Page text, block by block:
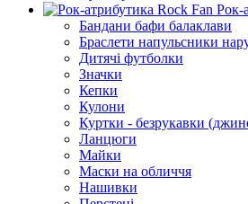
Рок-
Бандани бафи балаклави
Браслети напульсники
Дитячі футболки
Значки
Кепки
Кулони
Куртки - безрукавки
Ланцюги
Майки
Маски на обличчя
Нашивки